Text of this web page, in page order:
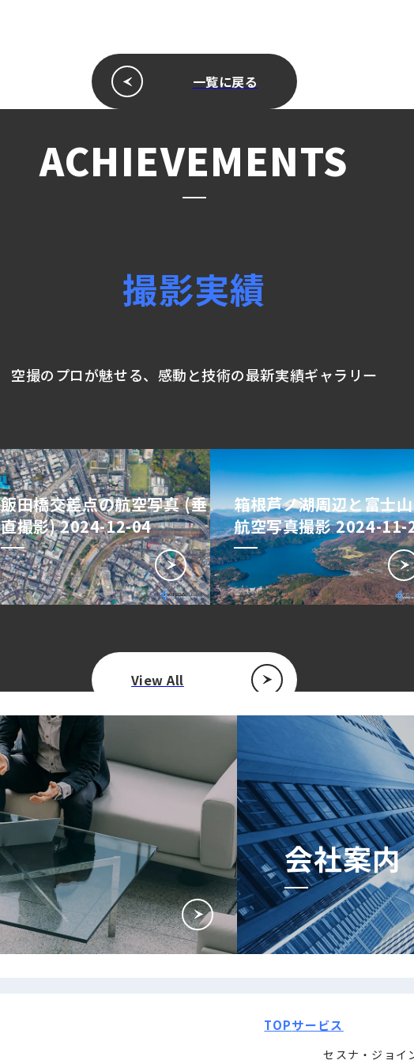
一覧に戻る
ACHIEVEMENTS
撮影実績
空撮のプロが魅せる、 感動と技術の最新実績ギャラリー
飯田橋交差点の航空写真 (垂
直撮影) 2024-12-04
箱根芦ノ湖周辺と富士
航空写真撮影 2024-11-
View All
会社案内
TOPサービス
セスナ・ジョイ